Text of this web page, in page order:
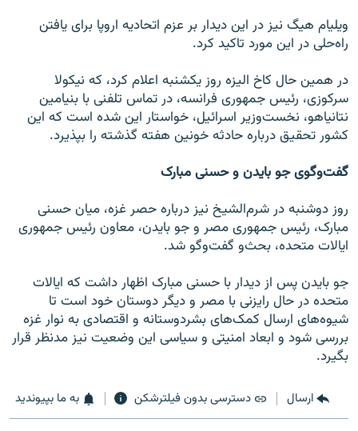
ویلیام هیگ نیز در این دیدار بر عزم اتحادیه اروپا برای یافتن
راه‌حلی در این مورد تاکید کرد.
در همین حال کاخ الیزه روز یکشنبه اعلام کرد، که نیکولا
سرکوزی، رئیس جمهوری فرانسه، در تماس تلفنی با بنیامین
نتانیاهو، نخست‌وزیر اسرائیل، خواستار این شده است که این
کشور تحقیق درباره حادثه خونین هفته گذشته را بپذیرد.
گفت‌وگوی جو بایدن و حسنی مبارک
روز دوشنبه در شرم‌الشیخ نیز درباره حصر غزه، میان حسنی
مبارک، رئیس جمهوری مصر و جو بایدن، معاون رئیس جمهوری
ایالات متحده، بحث‌و گفت‌و‌گو شد.
جو بایدن پس از دیدار با حسنی مبارک اظهار داشت که ایالات
متحده در حال رایزنی با مصر و دیگر دوستان خود است تا
شیوه‌‌های ارسال کمک‌های بشردوستانه و اقتصادی به نوار غزه
بررسی شود و ابعاد امنیتی و سیاسی این وضعیت نیز مدنظر قرار
بگیرد.
ارسال دسترسی بدون فیلترشکن به ما بپیوندید